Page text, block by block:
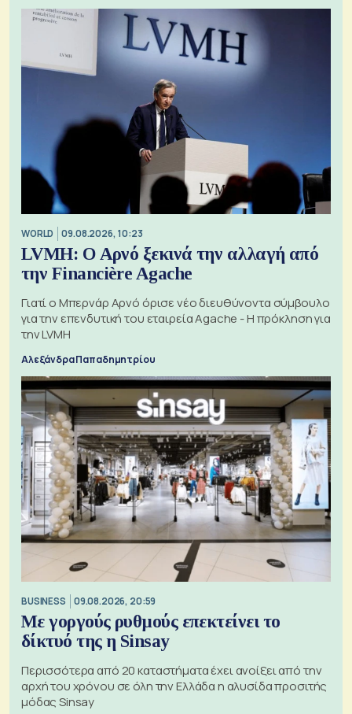
WORLD 09.08.2026, 10:23
LVMH: Ο Αρνό ξεκινά την αλλαγή από
την Financière Agache
Γιατί ο Μπερνάρ Αρνό όρισε νέο διευθύνοντα σύμβουλο
για την επενδυτική του εταιρεία Agache - Η πρόκληση για
την LVMH
Αλεξάνδρα Παπαδημητρίου
BUSINESS 09.08.2026, 20:59
Με γοργούς ρυθμούς επεκτείνει το
δίκτυό της η Sinsay
Περισσότερα από 20 καταστήματα έχει ανοίξει από την
αρχή του χρόνου σε όλη την Ελλάδα η αλυσίδα προσιτής
μόδας Sinsay